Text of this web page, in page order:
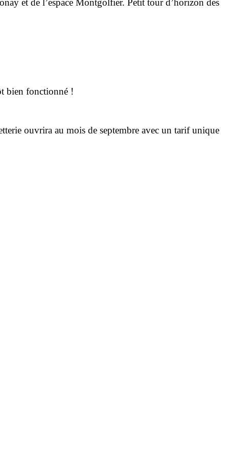
et de l’espace Montgolfier. Petit tour d’horizon des
bien fonctionné !
ouvrira au mois de septembre avec un tarif unique